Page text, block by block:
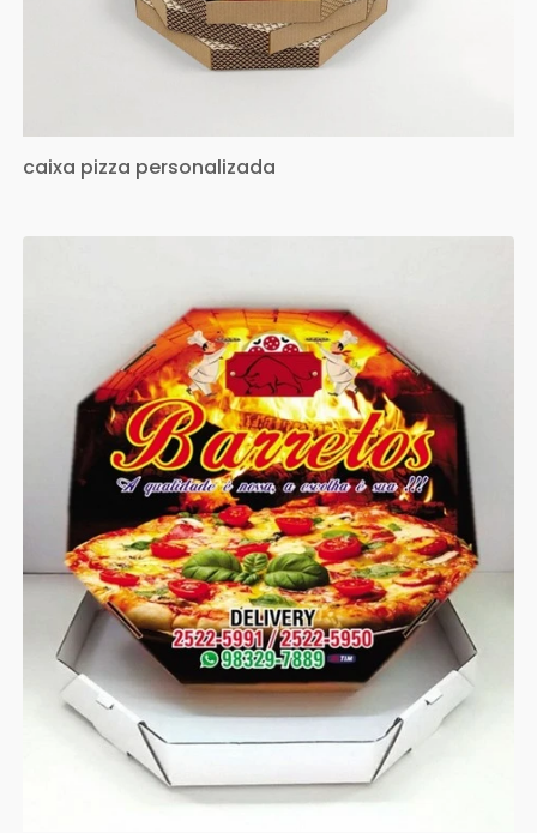
caixa pizza personalizada